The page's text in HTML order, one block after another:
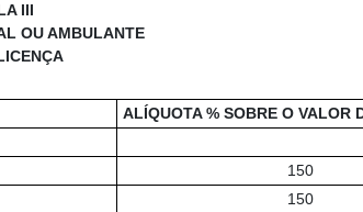
III
OU AMBULANTE
ALÍQUOTA % SOBRE O VALOR
150
150